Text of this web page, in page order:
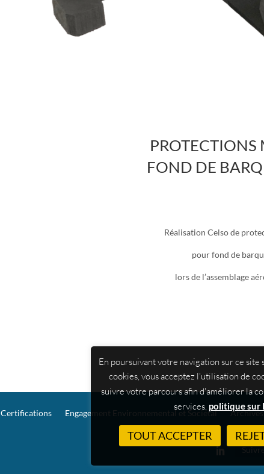
PROTECTIONS
FOND DE
Réalisation Celso de
pour fond de
lors de l’assemblage
Certifications Engagement Environnemental et Sociétal
En poursuivant votre navigation sur ce site
cookies, vous acceptez l'utilisation de
suivre votre parcours afin d'améliorer la
services. politique sur
TOUT ACCEPTER